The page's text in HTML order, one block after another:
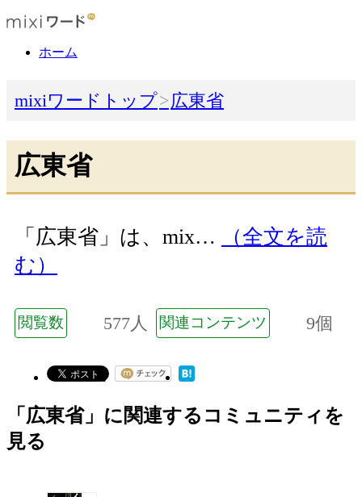
ホーム
mixiワードトップ 広東省
広東省
「広東省」は、mix…
（全文を読
む）
閲覧数 577人 関連コンテンツ 9個
「広東省」に関連するコミュニティを
見る